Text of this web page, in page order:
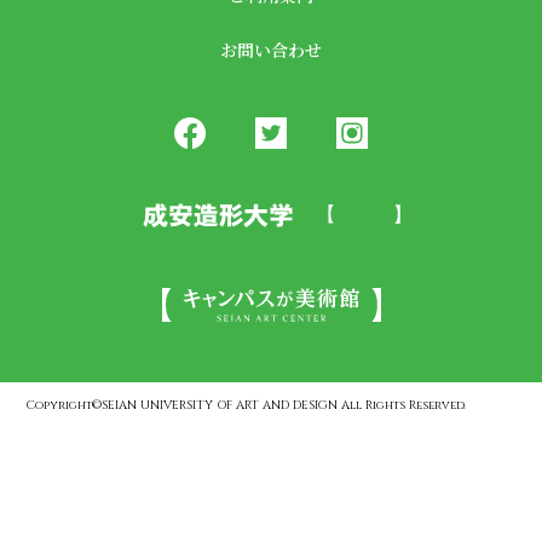
お問い合わせ
Copyright©SEIAN UNIVERSITY OF ART AND DESIGN All Rights Reserved.